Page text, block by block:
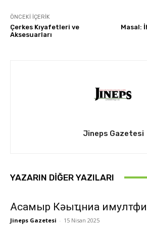
ÖNCEKI İÇERIK
Çerkes Kıyafetleri ve
Aksesuarları
Masal:
Jineps Gazetesi
YAZARIN DIĞER YAZILARI
Асҭамыр Кәыҵниа
Jineps Gazetesi - 15 Nisan 2025